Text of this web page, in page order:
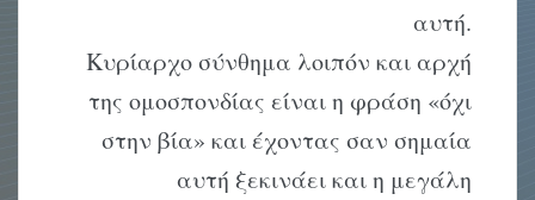
αυτή.
Κυρίαρχο σύνθημα λοιπόν και αρχή
της ομοσπονδίας είναι η φράση «όχι
στην βία» και έχοντας σαν σημαία
αυτή ξεκινάει και η μεγάλη